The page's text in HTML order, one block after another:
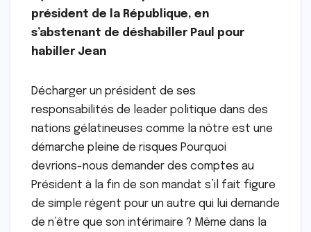
président de la République, en
s’abstenant de déshabiller Paul pour
habiller Jean
Décharger un président de ses
responsabilités de leader politique dans des
nations gélatineuses comme la nôtre est une
démarche pleine de risques Pourquoi
devrions-nous demander des comptes au
Président à la fin de son mandat s’il fait figure
de simple régent pour un autre qui lui demande
de n’être que son intérimaire ? Même dans la